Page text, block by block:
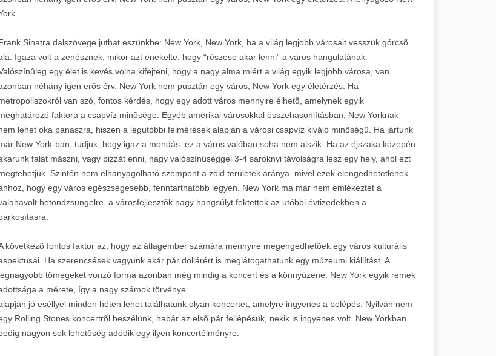
Sinatra dalszövege juthat eszünkbe: New York, New York, ha a világ legjobb városait vesszük górcsõ
Igaza volt a zenésznek, mikor azt énekelte, hogy “részese akar lenni” a város hangulatának.
egy élet is kevés volna kifejteni, hogy a nagy alma miért a világ egyik legjobb városa, van
néhány igen erõs érv. New York nem pusztán egy város, New York egy életérzés. Ha
van szó, fontos kérdés, hogy egy adott város mennyire élhetõ, amelynek egyik
faktora a csapvíz minõsége. Egyéb amerikai városokkal összehasonlításban, New Yorknak
lehet oka panaszra, hiszen a legutóbbi felmérések alapján a városi csapvíz kiváló minõségû. Ha jártunk
New York-ban, tudjuk, hogy igaz a mondás: ez a város valóban soha nem alszik. Ha az éjszaka közepén
falat mászni, vagy pizzát enni, nagy valószínûséggel 3-4 saroknyi távolságra lesz egy hely, ahol ezt
Szintén nem elhanyagolható szempont a zöld területek aránya, mivel ezek elengedhetetlenek
hogy egy város egészségesebb, fenntarthatóbb legyen. New York ma már nem emlékeztet a
betondzsungelre, a városfejlesztõk nagy hangsúlyt fektettek az utóbbi évtizedekben a
következõ fontos faktor az, hogy az átlagember számára mennyire megengedhetõek egy város kulturális
Ha szerencsések vagyunk akár pár dollárért is meglátogathatunk egy múzeumi kiállítást. A
tömegeket vonzó forma azonban még mindig a koncert és a könnyûzene. New York egyik remek
a mérete, így a nagy számok törvénye
jó eséllyel minden héten lehet találhatunk olyan koncertet, amelyre ingyenes a belépés. Nyilván nem
Rolling Stones koncertrõl beszélünk, habár az elsõ pár fellépésük, nekik is ingyenes volt. New Yorkban
nagyon sok lehetõség adódik egy ilyen koncertélményre.